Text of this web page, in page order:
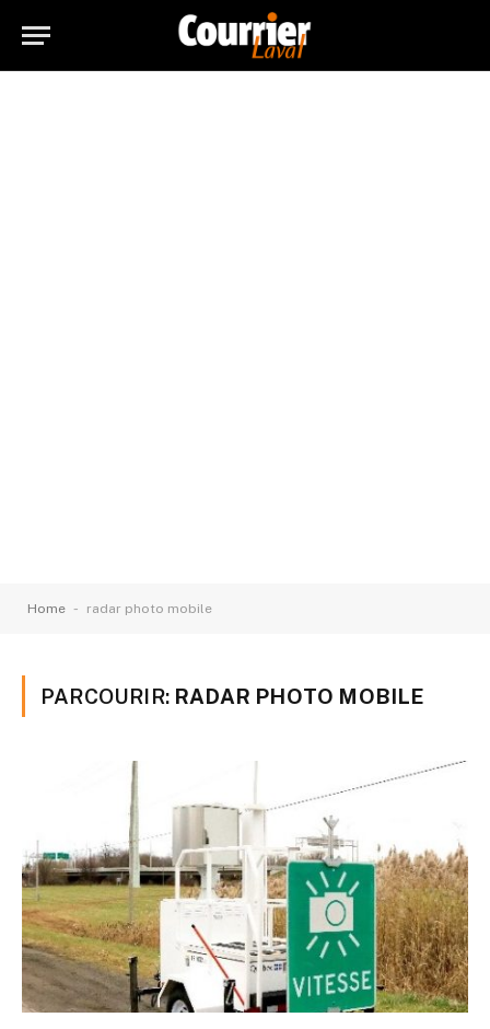
Home - radar photo mobile
PARCOURIR: RADAR PHOTO MOBILE